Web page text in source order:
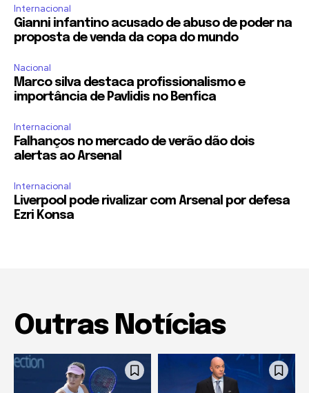
Internacional
Gianni infantino acusado de abuso de poder na
proposta de venda da copa do mundo
Nacional
Marco silva destaca profissionalismo e
importância de Pavlidis no Benfica
Internacional
Falhanços no mercado de verão dão dois
alertas ao Arsenal
Internacional
Liverpool pode rivalizar com Arsenal por defesa
Ezri Konsa
Outras Notícias